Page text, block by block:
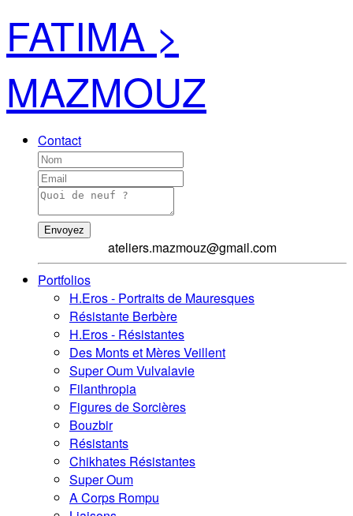
FATIMA >
MAZMOUZ
Contact
Envoyez
ateliers.mazmouz@gmail.com
Portfolios
H.Eros - Portraits de Mauresques
Résistante Berbère
H.Eros - Résistantes
Des Monts et Mères Veillent
Super Oum Vulvalavie
Filanthropia
Figures de Sorcières
Bouzbir
Résistants
Chikhates Résistantes
Super Oum
A Corps Rompu